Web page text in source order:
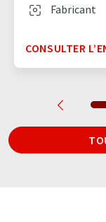
Fabricant
CONSULTER